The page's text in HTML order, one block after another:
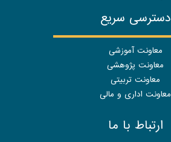
دسترسی سریع
معاونت آموزشی
معاونت پژوهشی
معاونت تربیتی
معاونت اداری و مالی
ارتباط با ما